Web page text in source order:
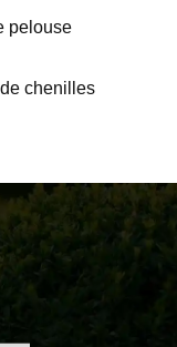
pelouse
chenilles